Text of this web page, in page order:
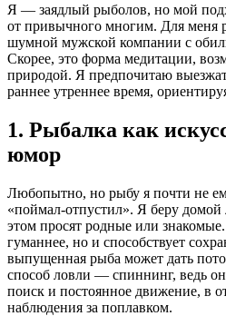
Я — заядлый рыболов, но мой
от привычного многим. Для меня
шумной мужской компании с
Скорее, это форма медитации,
природой. Я предпочитаю
раннее утреннее время,
1. Рыбалка как
юмор
Любопытно, но рыбу я почти не
«поймал-отпустил». Я беру домой
этом просят родные или
гуманнее, но и способствует
выпущенная рыба может дать
способ ловли — спиннинг, ведь
поиск и постоянное движение, в
наблюдения за поплавком.